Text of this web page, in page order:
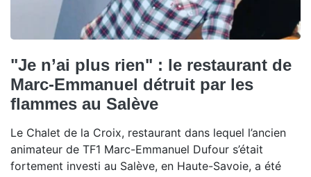
"Je n’ai plus rien" : le restaurant de
Marc-Emmanuel détruit par les
flammes au Salève
Le Chalet de la Croix, restaurant dans lequel l’ancien
animateur de TF1 Marc-Emmanuel Dufour s’était
fortement investi au Salève, en Haute-Savoie, a été